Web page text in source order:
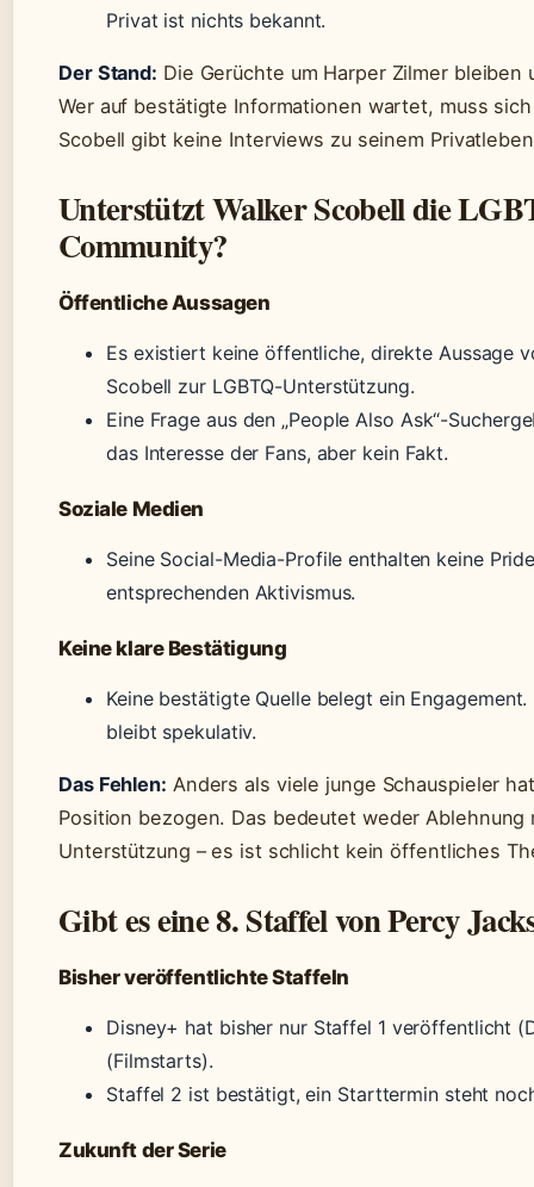
Privat ist nichts bekannt.
Der Stand: Die Gerüchte um Harper Zilmer bleiben
Wer auf bestätigte Informationen wartet, muss
Scobell gibt keine Interviews zu seinem
Unterstützt Walker Scobell die
Community?
Öffentliche Aussagen
Es existiert keine öffentliche, direkte Aussage
Scobell zur LGBTQ-Unterstützung.
Eine Frage aus den „People Also Ask“-
das Interesse der Fans, aber kein Fakt.
Soziale Medien
Seine Social-Media-Profile enthalten keine
entsprechenden Aktivismus.
Keine klare Bestätigung
Keine bestätigte Quelle belegt ein Engagement.
bleibt spekulativ.
Das Fehlen: Anders als viele junge Schauspieler
Position bezogen. Das bedeutet weder Ablehnung
Unterstützung – es ist schlicht kein öffentliches
Gibt es eine 8. Staffel von Percy
Bisher veröffentlichte Staffeln
Disney+ hat bisher nur Staffel 1 veröffentlicht
(Filmstarts).
Staffel 2 ist bestätigt, ein Starttermin steht
Zukunft der Serie